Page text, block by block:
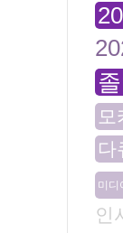
모
다
미디
인